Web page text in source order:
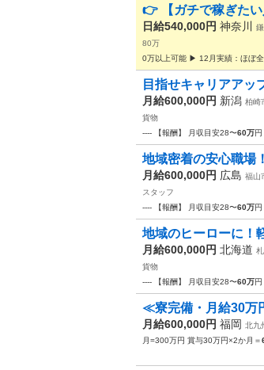
👉 【ガチで稼ぎた
日給540,000円 神奈川
80万
0万以上可能 ▶ 12月実績：ほぼ
⽬指せキャリアアッ
月給600,000円 新潟 柏崎
貨物
---- 【報酬】 月収目安28〜60万
地域密着の安⼼職場
月給600,000円 広島 福山
スタッフ
---- 【報酬】 月収目安28〜60万
地域のヒーローに！
月給600,000円 北海道
貨物
---- 【報酬】 月収目安28〜60万
≪寮完備・月給30万
月給600,000円 福岡 北九
月=300万円 賞与30万円×2か月＝